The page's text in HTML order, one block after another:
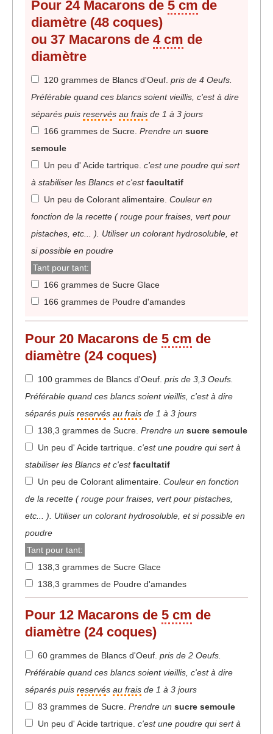
Pour 24 Macarons de 5 cm de
diamètre (48 coques)
ou 37 Macarons de 4 cm de
diamètre
120 grammes de Blancs d'Oeuf pris de 4 Oeufs.
Préférable quand ces blancs soient vieillis, c'est à dire
séparés puis reservés au frais de 1 à 3 jours
166 grammes de Sucre Prendre un sucre
semoule
Un peu d' Acide tartrique c'est une poudre qui sert
à stabiliser les Blancs et c'estfacultatif
Un peu de Colorant alimentaire Couleur en
fonction de la recette ( rouge pour fraises, vert pour
pistaches, etc... ). Utiliser un colorant hydrosoluble, et
si possible en poudre
Tant pour tant:
166 grammes de Sucre Glace
166 grammes de Poudre d'amandes
Pour 20 Macarons de 5 cm de
diamètre (24 coques)
100 grammes de Blancs d'Oeuf pris de 3,3 Oeufs.
Préférable quand ces blancs soient vieillis, c'est à dire
séparés puis reservés au frais de 1 à 3 jours
138,3 grammes de Sucre Prendre un sucre semoule
Un peu d' Acide tartrique c'est une poudre qui sert à
stabiliser les Blancs et c'estfacultatif
Un peu de Colorant alimentaire Couleur en fonction
de la recette ( rouge pour fraises, vert pour pistaches,
etc... ). Utiliser un colorant hydrosoluble, et si possible en
poudre
Tant pour tant:
138,3 grammes de Sucre Glace
138,3 grammes de Poudre d'amandes
Pour 12 Macarons de 5 cm de
diamètre (24 coques)
60 grammes de Blancs d'Oeuf pris de 2 Oeufs.
Préférable quand ces blancs soient vieillis, c'est à dire
séparés puis reservés au frais de 1 à 3 jours
83 grammes de Sucre Prendre un sucre semoule
Un peu d' Acide tartrique c'est une poudre qui sert à